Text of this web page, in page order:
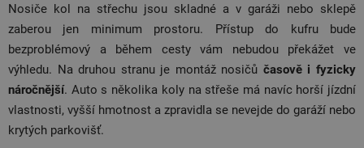
Nosiče kol na střechu jsou skladné a v garáži nebo sklepě
zaberou jen minimum prostoru. Přístup do kufru bude
bezproblémový a během cesty vám nebudou překážet ve
výhledu. Na druhou stranu je montáž nosičů časově i fyzicky
náročnější. Auto s několika koly na střeše má navíc horší jízdní
vlastnosti, vyšší hmotnost a zpravidla se nevejde do garáží nebo
krytých parkovišť.